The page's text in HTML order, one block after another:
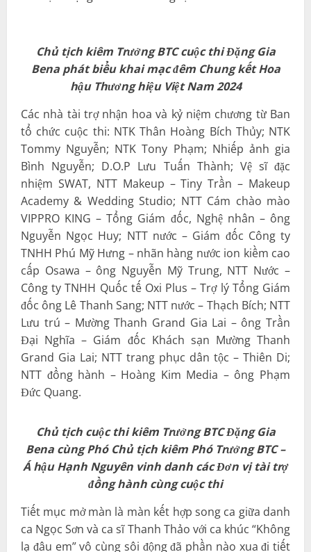
Chủ tịch kiêm Trưởng BTC cuộc thi Đặng Gia
Bena phát biểu khai mạc đêm Chung kết Hoa
hậu Thương hiệu Việt Nam 2024
Các nhà tài trợ nhận hoa và kỷ niệm chương từ Ban
tổ chức cuộc thi: NTK Thân Hoàng Bích Thủy; NTK
Tommy Nguyễn; NTK Tony Phạm; Nhiếp ảnh gia
Bình Nguyễn; D.O.P Lưu Tuấn Thành; Vệ sĩ đặc
nhiệm SWAT, NTT Makeup – Tiny Trần – Makeup
Academy & Wedding Studio; NTT Cám chào mào
VIPPRO KING – Tổng Giám đốc, Nghệ nhân – ông
Nguyễn Ngọc Huy; NTT nước – Giám đốc Công ty
TNHH Phú Mỹ Hưng – nhãn hàng nước ion kiềm cao
cấp Osawa – ông Nguyễn Mỹ Trung, NTT Nước –
Công ty TNHH Quốc tế Oxi Plus – Trợ lý Tổng Giám
đốc ông Lê Thanh Sang; NTT nước – Thạch Bích; NTT
Lưu trú – Mường Thanh Grand Gia Lai – ông Trần
Đại Nghĩa – Giám đốc Khách sạn Mường Thanh
Grand Gia Lai; NTT trang phục dân tộc – Thiên Di;
NTT đồng hành – Hoàng Kim Media – ông Phạm
Đức Quang.
Chủ tịch cuộc thi kiêm Trưởng BTC Đặng Gia
Bena cùng Phó Chủ tịch kiêm Phó Trưởng BTC –
Á hậu Hạnh Nguyên vinh danh các Đơn vị tài trợ
đồng hành cùng cuộc thi
Tiết mục mở màn là màn kết hợp song ca giữa danh
ca Ngọc Sơn và ca sĩ Thanh Thảo với ca khúc “Không
lạ đâu em” vô cùng sôi động đã phần nào xua đi tiết